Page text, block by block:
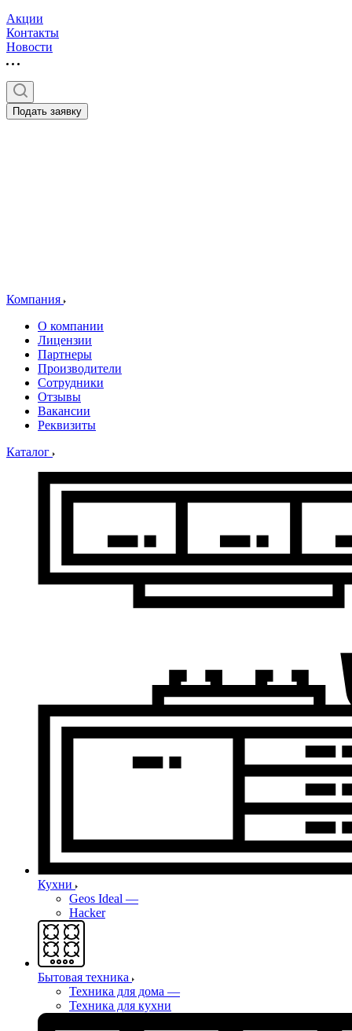
Акции
Контакты
Новости
Подать заявку
Компания
О компании
Лицензии
Партнеры
Производители
Сотрудники
Отзывы
Вакансии
Реквизиты
Каталог
Кухни
Geos Ideal —
Hacker
Бытовая техника
Техника для дома —
Техника для кухни